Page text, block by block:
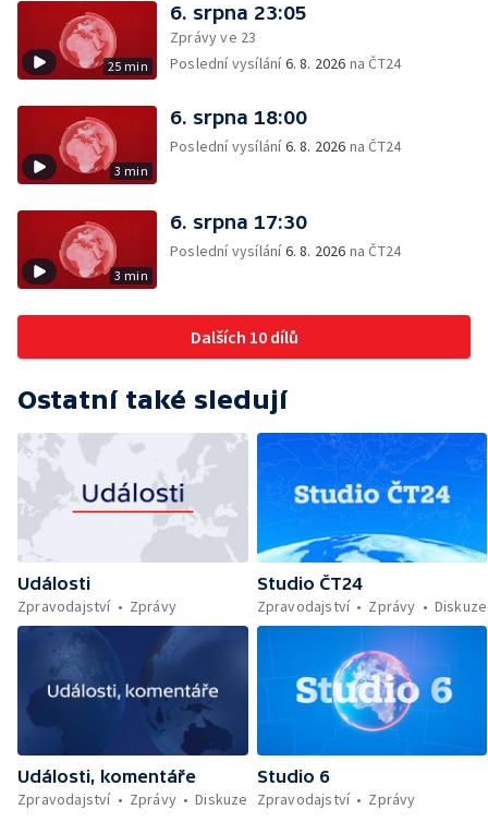
25 min
6. srpna 23:05
Zprávy ve 23
Poslední vysílání6. 8. 2026 na ČT24
3 min
6. srpna 18:00
Poslední vysílání6. 8. 2026 na ČT24
3 min
6. srpna 17:30
Poslední vysílání6. 8. 2026 na ČT24
Dalších 10 dílů
Ostatní také sledují
Události
Zpravodajství
Zprávy
Studio ČT24
Zpravodajství
Zprávy Diskuze
Události, komentáře
Zpravodajství
Zprávy Diskuze
Studio 6
Zpravodajství
Zprávy